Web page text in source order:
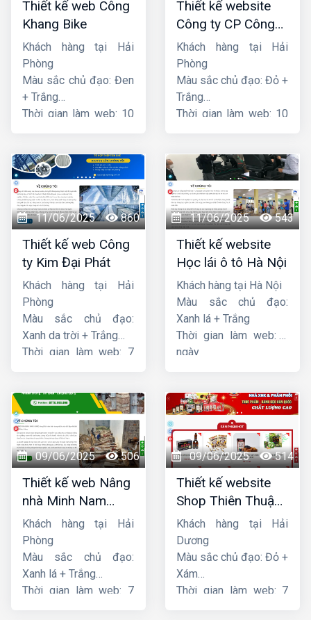
Thiết kế web Công
Khang Bike
Khách hàng tại Hải
Phòng
Màu sắc chủ đạo: Đen
+ Trắng
Thời gian làm web: 10
Thiết kế website
Công ty CP Công
nghệ PCCC Bắc Hà
Khách hàng tại Hải
Phòng
Màu sắc chủ đạo: Đỏ +
Trắng
Thời gian làm web: 10
11/06/2025 860
Thiết kế web Công
ty Kim Đại Phát
Khách hàng tại Hải
Phòng
Màu sắc chủ đạo:
Xanh da trời + Trắng
Thời gian làm web: 7
11/06/2025 543
Thiết kế website
Học lái ô tô Hà Nội
Khách hàng tại Hà Nội
Màu sắc chủ đạo:
Xanh lá + Trắng
Thời gian làm web: 7
ngày
09/06/2025 506
Thiết kế web Nâng
nhà Minh Nam
Hoàng
Khách hàng tại Hải
Phòng
Màu sắc chủ đạo:
Xanh lá + Trắng
Thời gian làm web: 7
09/06/2025 514
Thiết kế website
Shop Thiên Thuận
Phát
Khách hàng tại Hải
Dương
Màu sắc chủ đạo: Đỏ +
Xám
Thời gian làm web: 7